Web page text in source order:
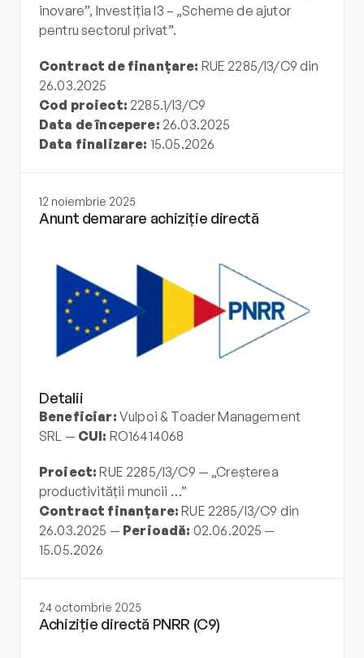
inovare”, Investiția I3 – „Scheme de ajutor
pentru sectorul privat”.
Contract de finanțare: RUE 2285/I3/C9 din
26.03.2025
Cod proiect: 2285.1/I3/C9
Data de începere: 26.03.2025
Data finalizare: 15.05.2026
12 noiembrie 2025
Anunt demarare achiziție directă
Detalii
Beneficiar: Vulpoi & Toader Management
SRL — CUI: RO16414068
Proiect: RUE 2285/I3/C9 — „Creșterea
productivității muncii …”
Contract finanțare: RUE 2285/I3/C9 din
26.03.2025 — Perioadă: 02.06.2025 —
15.05.2026
24 octombrie 2025
Achiziție directă PNRR (C9)